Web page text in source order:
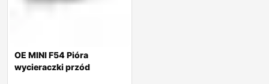
OE MINI F54 Pióra
wycieraczki przód